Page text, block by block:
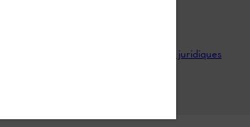
Informations juridiques